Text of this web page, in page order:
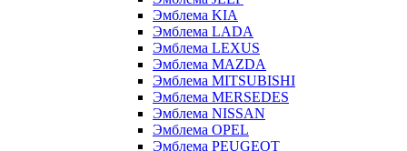
Эмблема KIA
Эмблема LADA
Эмблема LEXUS
Эмблема MAZDA
Эмблема MITSUBISHI
Эмблема MERSEDES
Эмблема NISSAN
Эмблема OPEL
Эмблема PEUGEOT